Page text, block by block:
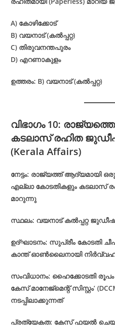
A) കോഴിക്കോട്
B) വയനാട് (കൽപ്പറ്റ)
C) തിരുവനന്തപുരം
D) എറണാകുളം
ഉത്തരം: B) വയനാട് (കൽപ്പറ്റ)
വിഭാഗം 10:
കടലാസ് രഹിത
(Kerala Affairs)
നേട്ടം: രാജ്യത്ത് ആദ്യമായി
എല്ലാ കോടതികളും കടലാസ്
മാറുന്നു
സ്ഥലം: വയനാട് കൽപ്പറ്റ
ഉദ്ഘാടനം: സുപ്രീം കോടതി
കാന്ത് ഓൺലൈനായി
സംവിധാനം: ഹൈക്കോടതി രൂപം
കേസ് മാനേജ്‌മെന്റ് സിസ്റ്റം’
നടപ്പിലാക്കുന്നത്
പ്രത്യേകത: കേസ് ഫയൽ